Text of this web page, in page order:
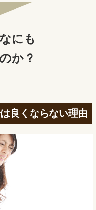
にも
のか？
良くならない理由